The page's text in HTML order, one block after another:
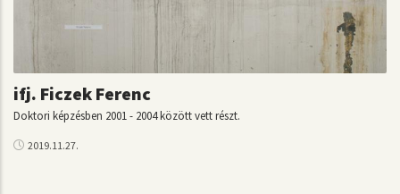
ifj. Ficzek Ferenc
Doktori képzésben 2001 - 2004 között vett részt.
2019.11.27.